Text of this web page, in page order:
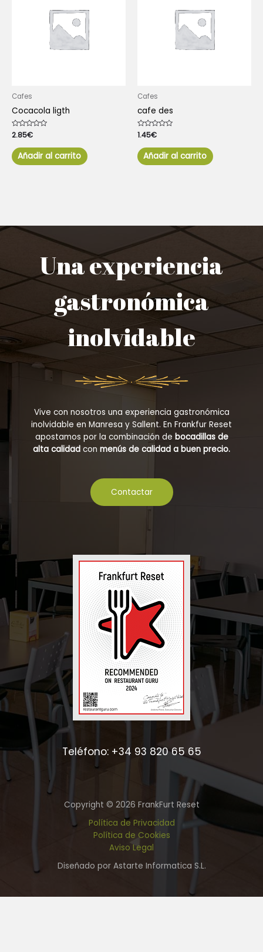
Cafes
Cocacola ligth
Valorado
con
de
5
2.85€
Añadir al carrito
Cafes
cafe des
Valorado
con
de
5
1.45€
Añadir al carrito
Una experiencia
gastronómica
inolvidable
Vive con nosotros una experiencia gastronómica
inolvidable en Manresa y Sallent. En Frankfur Reset
apostamos por la combinación de bocadillas de
alta calidad con menús de calidad a buen precio.
Contactar
Teléfono: +34 93 820 65 65
Copyright © 2026 FrankFurt Reset
Política de Privacidad
Política de Cookies
Aviso Legal
Diseñado por Astarte Informatica S.L.